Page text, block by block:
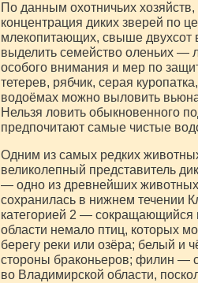
По данным охотничьих
концентрация диких зверей по
млекопитающих, свыше двухсот
выделить семейство оленьих —
особого внимания и мер по
тетерев, рябчик, серая
водоёмах можно выловить
Нельзя ловить обыкновенного
предпочитают самые чистые
Одним из самых редких
великолепный представитель
— одно из древнейших
сохранилась в нижнем течении
категорией 2 — сокращающийся
области немало птиц, которых
берегу реки или озёра; белый и
стороны браконьеров; филин —
во Владимирской области,